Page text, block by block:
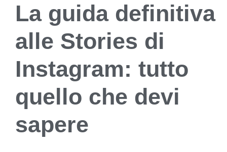
La guida definitiva
alle Stories di
Instagram: tutto
quello che devi
sapere